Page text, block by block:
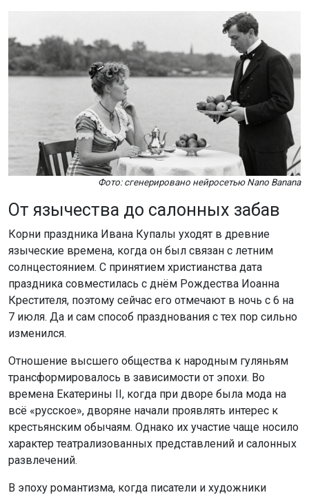
Фото: сгенерировано нейросетью Nano Banana
От язычества до салонных забав
Корни праздника Ивана Купалы уходят в древние
языческие времена, когда он был связан с летним
солнцестоянием. С принятием христианства дата
праздника совместилась с днём Рождества Иоанна
Крестителя, поэтому сейчас его отмечают в ночь с 6 на
7 июля. Да и сам способ празднования с тех пор сильно
изменился.
Отношение высшего общества к народным гуляньям
трансформировалось в зависимости от эпохи. Во
времена Екатерины II, когда при дворе была мода на
всё «русское», дворяне начали проявлять интерес к
крестьянским обычаям. Однако их участие чаще носило
характер театрализованных представлений и салонных
развлечений.
В эпоху романтизма, когда писатели и художники